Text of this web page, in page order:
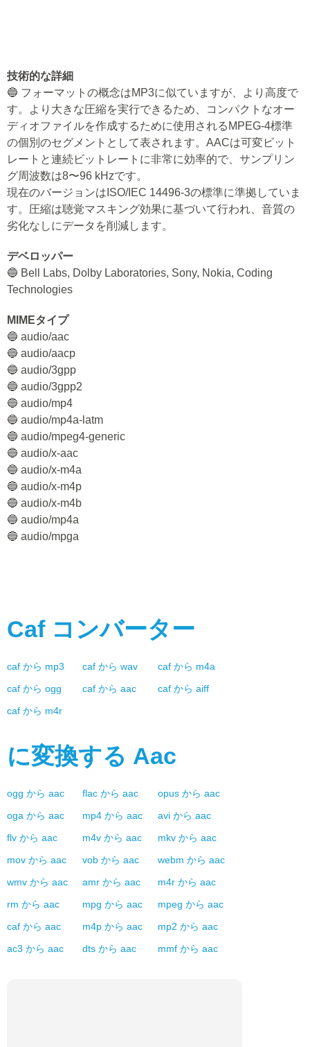
技術的な詳細
🔵 フォーマットの概念はMP3に似ていますが、より高度で
す。より大きな圧縮を実行できるため、コンパクトなオー
ディオファイルを作成するために使用されるMPEG-4標準
の個別のセグメントとして表されます。AACは可変ビット
レートと連続ビットレートに非常に効率的で、サンプリン
グ周波数は8〜96 kHzです。
現在のバージョンはISO/IEC 14496-3の標準に準拠していま
す。圧縮は聴覚マスキング効果に基づいて行われ、音質の
劣化なしにデータを削減します。
デベロッパー
🔵 Bell Labs, Dolby Laboratories, Sony, Nokia, Coding
Technologies
MIMEタイプ
🔵 audio/aac
🔵 audio/aacp
🔵 audio/3gpp
🔵 audio/3gpp2
🔵 audio/mp4
🔵 audio/mp4a-latm
🔵 audio/mpeg4-generic
🔵 audio/x-aac
🔵 audio/x-m4a
🔵 audio/x-m4p
🔵 audio/x-m4b
🔵 audio/mp4a
🔵 audio/mpga
Caf コンバーター
caf から mp3 caf から wav caf から m4a
caf から ogg caf から aac caf から aiff
caf から m4r
に変換する Aac
ogg から aac flac から aac opus から aac
oga から aac mp4 から aac avi から aac
flv から aac m4v から aac mkv から aac
mov から aac vob から aac webm から aac
wmv から aac amr から aac m4r から aac
rm から aac mpg から aac mpeg から aac
caf から aac m4p から aac mp2 から aac
ac3 から aac dts から aac mmf から aac